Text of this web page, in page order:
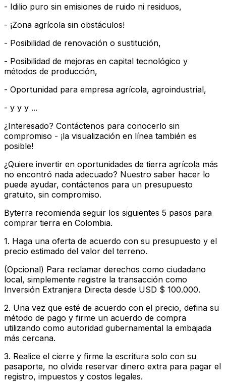
- Idilio puro sin emisiones de ruido ni residuos,
- ¡Zona agrícola sin obstáculos!
- Posibilidad de renovación o sustitución,
- Posibilidad de mejoras en capital tecnológico y
métodos de producción,
- Oportunidad para empresa agrícola, agroindustrial,
- y y y ...
¿Interesado? Contáctenos para conocerlo sin
compromiso - ¡la visualización en línea también es
posible!
¿Quiere invertir en oportunidades de tierra agrícola más
no encontró nada adecuado? Nuestro saber hacer lo
puede ayudar, contáctenos para un presupuesto
gratuito, sin compromiso.
Byterra recomienda seguir los siguientes 5 pasos para
comprar tierra en Colombia.
1. Haga una oferta de acuerdo con su presupuesto y el
precio estimado del valor del terreno.
(Opcional) Para reclamar derechos como ciudadano
local, simplemente registre la transacción como
Inversión Extranjera Directa desde USD $ 100.000.
2. Una vez que esté de acuerdo con el precio, defina su
método de pago y firme un acuerdo de compra
utilizando como autoridad gubernamental la embajada
más cercana.
3. Realice el cierre y firme la escritura solo con su
pasaporte, no olvide reservar dinero extra para pagar el
registro, impuestos y costos legales.